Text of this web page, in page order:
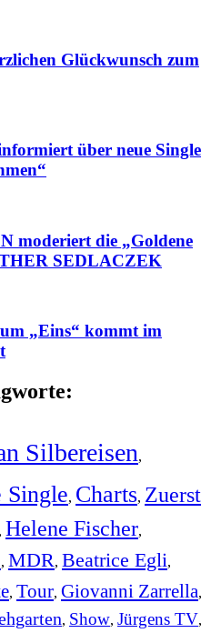
Glückwunsch zum
über neue Single
moderiert die „Goldene
SEDLACZEK
„Eins“ kommt im
Silbereisen,
Single, Charts, Zuerst
, Helene Fischer,
, MDR, Beatrice Egli,
, Tour, Giovanni Zarrella,
, Show, Jürgens TV,